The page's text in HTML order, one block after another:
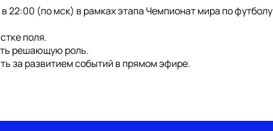
22:00 (по мск) в рамках этапа Чемпионат мира по
поля.
решающую роль.
за развитием событий в прямом эфире.